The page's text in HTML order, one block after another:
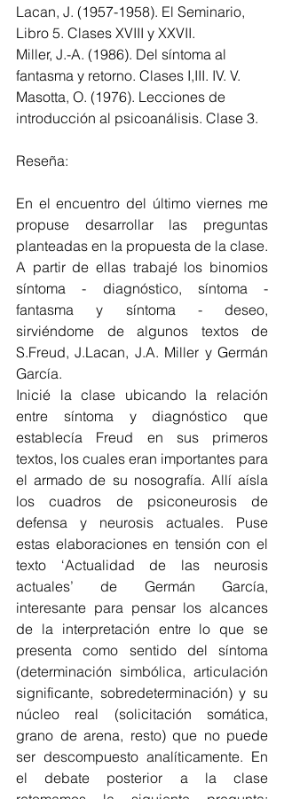
Lacan, J. (1957-1958). El Seminario,
Libro 5. Clases XVIII y XXVII.
Miller, J.-A. (1986). Del síntoma al
fantasma y retorno. Clases I,III. IV. V.
Masotta, O. (1976). Lecciones de
introducción al psicoanálisis. Clase 3.
Reseña:
En el encuentro del último viernes me
propuse desarrollar las preguntas
planteadas en la propuesta de la clase.
A partir de ellas trabajé los binomios
síntoma - diagnóstico, síntoma -
fantasma y síntoma - deseo,
sirviéndome de algunos textos de
S.Freud, J.Lacan, J.A. Miller y Germán
García.
Inicié la clase ubicando la relación
entre síntoma y diagnóstico que
establecía Freud en sus primeros
textos, los cuales eran importantes para
el armado de su nosografía. Allí aísla
los cuadros de psiconeurosis de
defensa y neurosis actuales. Puse
estas elaboraciones en tensión con el
texto ‘Actualidad de las neurosis
actuales’ de Germán García,
interesante para pensar los alcances
de la interpretación entre lo que se
presenta como sentido del síntoma
(determinación simbólica, articulación
significante, sobredeterminación) y su
núcleo real (solicitación somática,
grano de arena, resto) que no puede
ser descompuesto analíticamente. En
el debate posterior a la clase